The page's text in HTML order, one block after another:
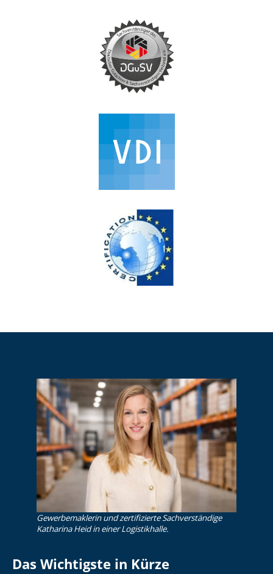
Gewerbemaklerin und zertifizierte Sachverständige
Katharina Heid in einer Logistikhalle.
Das Wichtigste in Kürze